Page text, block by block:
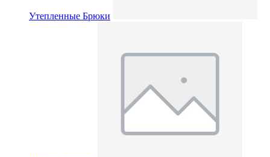
Утепленные Брюки